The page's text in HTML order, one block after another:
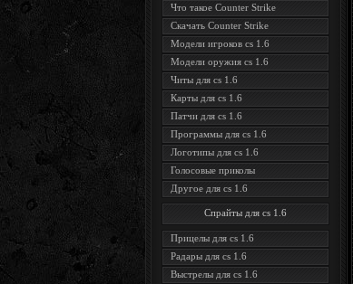
Что такое Counter Strike
Скачать Counter Strike
Модели игроков cs 1.6
Модели оружия cs 1.6
Читы для cs 1.6
Карты для cs 1.6
Патчи для cs 1.6
Программы для cs 1.6
Логотипы для cs 1.6
Голосовые приколы
Другое для cs 1.6
Спрайты для cs 1.6
Прицелы для cs 1.6
Радары для cs 1.6
Выстрелы для cs 1.6